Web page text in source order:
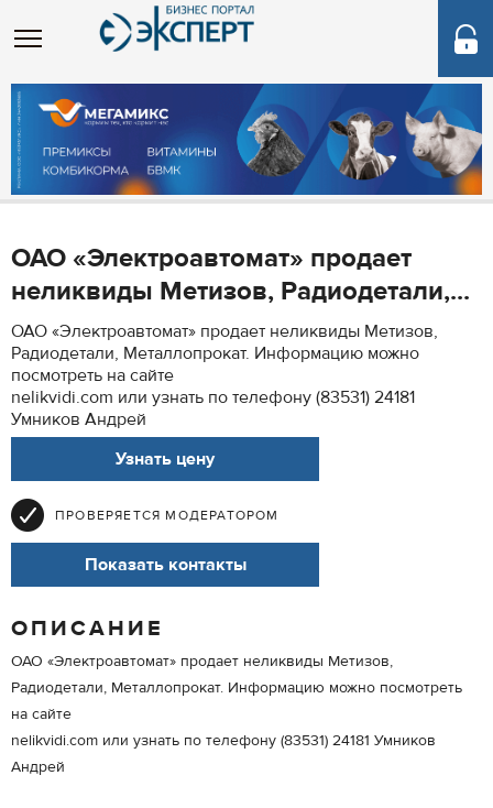
ОАО «Электроавтомат» продает
неликвиды Метизов, Радиодетали,...
ОАО «Электроавтомат» продает неликвиды Метизов,
Радиодетали, Металлопрокат. Информацию можно
посмотреть на сайте
nelikvidi.com или узнать по телефону (83531) 24181
Умников Андрей
Узнать цену
ПРОВЕРЯЕТСЯ МОДЕРАТОРОМ
Показать контакты
ОПИСАНИЕ
ОАО «Электроавтомат» продает неликвиды Метизов,
Радиодетали, Металлопрокат. Информацию можно посмотреть
на сайте
nelikvidi.com или узнать по телефону (83531) 24181 Умников
Андрей